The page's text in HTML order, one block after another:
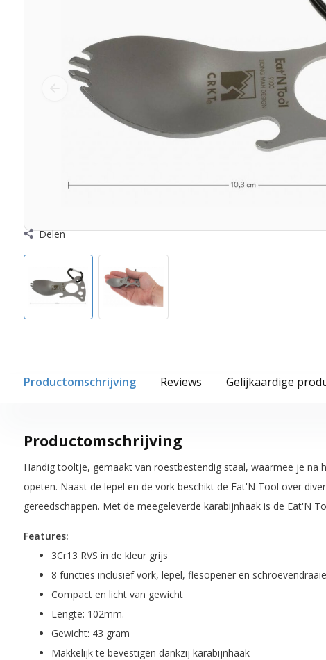
Delen
Productomschrijving Reviews Gelijkaardige
Productomschrijving
Handig tooltje, gemaakt van roestbestendig staal, waarmee je na
opeten. Naast de lepel en de vork beschikt de Eat'N Tool over
gereedschappen. Met de meegeleverde karabijnhaak is de Eat'N
Features:
3Cr13 RVS in de kleur grijs
8 functies inclusief vork, lepel, flesopener en
Compact en licht van gewicht
Lengte: 102mm.
Gewicht: 43 gram
Makkelijk te bevestigen dankzij karabijnhaak